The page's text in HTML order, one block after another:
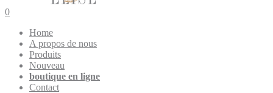
0
Home
A propos de nous
Produits
Nouveau
boutique en ligne
Contact